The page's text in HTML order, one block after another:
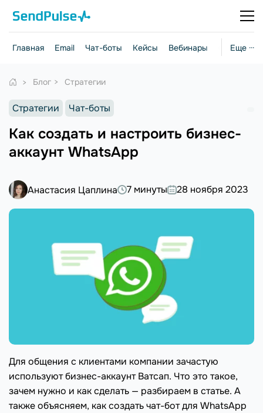
Еще ···
Главная Email Чат-боты Кейсы Вебинары Стратегии
Блог Стратегии
Стратегии Чат-боты
Как создать и настроить бизнес-
аккаунт WhatsApp
Анастасия Цаплина 7 минуты 28 ноября 2023
Для общения с клиентами компании зачастую
используют бизнес-аккаунт Ватсап. Что это такое,
зачем нужно и как сделать — разбираем в статье. А
также объясняем, как создать чат-бот для WhatsApp